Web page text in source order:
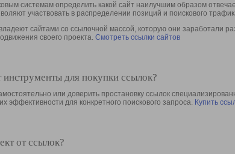
системам определить какой сайт наилучшим образом
участвовать в раcпределении позиций и поискового
сайтами со ссылочной массой, которую они заработали
своего проекта. Смотреть ссылки сайтов
для покупки ссылок?
или доверить простановку ссылок
эффективности для конкретного поискового запроса. Купить
от ссылок?